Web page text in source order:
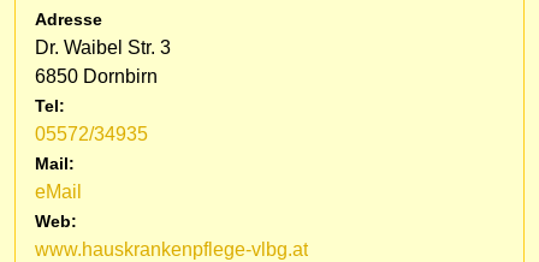
Adresse
Dr. Waibel Str. 3
6850 Dornbirn
Tel:
05572/34935
Mail:
eMail
Web:
www.hauskrankenpflege-vlbg.at